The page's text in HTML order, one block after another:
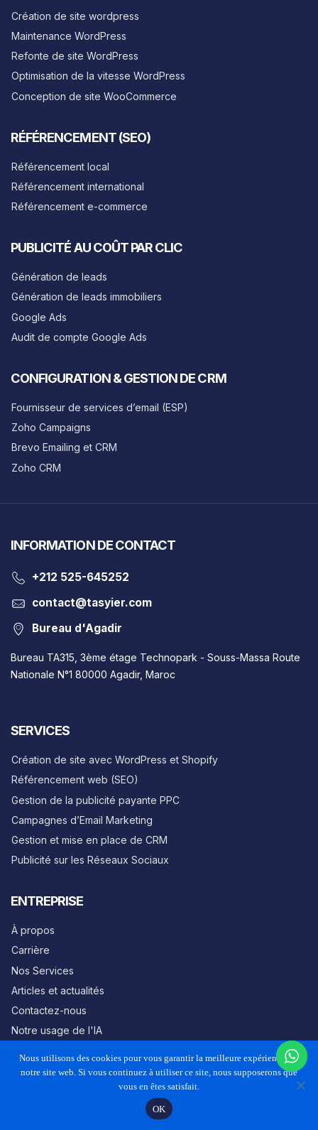
Création de site wordpress
Maintenance WordPress
Refonte de site WordPress
Optimisation de la vitesse WordPress
Conception de site WooCommerce
RÉFÉRENCEMENT (SEO)
Référencement local
Référencement international
Référencement e-commerce
PUBLICITÉ AU COÛT PAR CLIC
Génération de leads
Génération de leads immobiliers
Google Ads
Audit de compte Google Ads
CONFIGURATION & GESTION DE CRM
Fournisseur de services d’email (ESP)
Zoho Campaigns
Brevo Emailing et CRM
Zoho CRM
INFORMATION DE CONTACT
‎+212 525-645252
contact@tasyier.com
Bureau d'Agadir
Bureau TA315, 3ème étage Technopark - Souss-Massa Route
Nationale N°1 80000 Agadir, Maroc
SERVICES
Création de site avec WordPress et Shopify
Référencement web (SEO)
Gestion de la publicité payante PPC
Campagnes d’Email Marketing
Gestion et mise en place de CRM
Publicité sur les Réseaux Sociaux
ENTREPRISE
À propos
Carrière
Nos Services
Articles et actualités
Contactez-nous
Notre usage de l'IA
RESTEZ INFORMÉ, ABONNEZ-VOUS
Nous utilisons des cookies pour vous garantir la meilleure expérience sur
notre site web. Si vous continuez à utiliser ce site, nous supposerons que
vous en êtes satisfait.
OK